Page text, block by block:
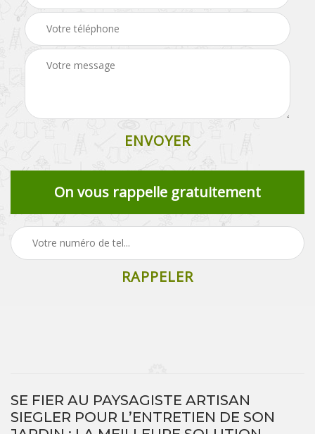
On vous rappelle gratuitement
SE FIER AU PAYSAGISTE ARTISAN
SIEGLER POUR L’ENTRETIEN DE SON